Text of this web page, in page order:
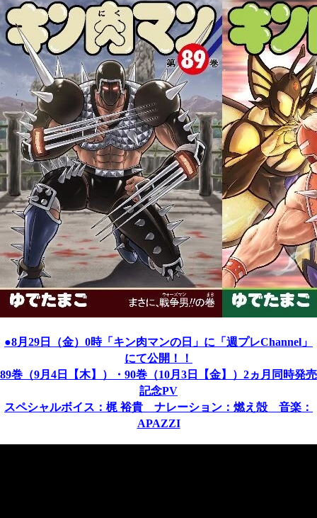
●8月29日（金）0時「キン肉マンの日」に「週プレChannel」
にて公開！！
89巻（9月4日【木】）・90巻（10月3日【金】）2ヵ月同時発売
記念PV
スペシャルボイス：梶 裕貴 ナレーション：燃え殻 音楽：
APAZZI